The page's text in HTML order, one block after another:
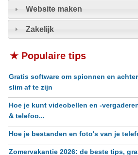
Website maken
Zakelijk
★ Populaire tips
Gratis software om spionnen en
slim af te zijn
Hoe je kunt videobellen en -
& telefoo...
Hoe je bestanden en foto's van je
Zomervakantie 2026: de beste tips,